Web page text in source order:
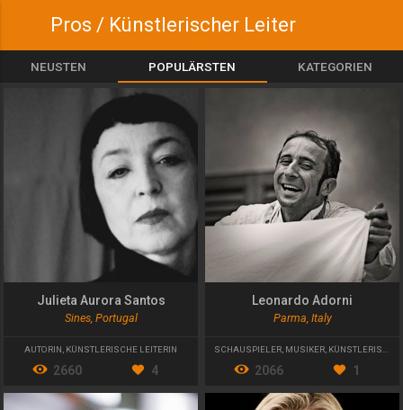
Pros / Künstlerischer Leiter
NEUSTEN POPULÄRSTEN KATEGORIEN
Julieta Aurora Santos
Sines, Portugal
AUTORIN KÜNSTLERISCHE LEITERIN
2660 4
Leonardo Adorni
Parma, Italy
SCHAUSPIELER MUSIKER KÜNSTLERISCHER LEITER
2066 1